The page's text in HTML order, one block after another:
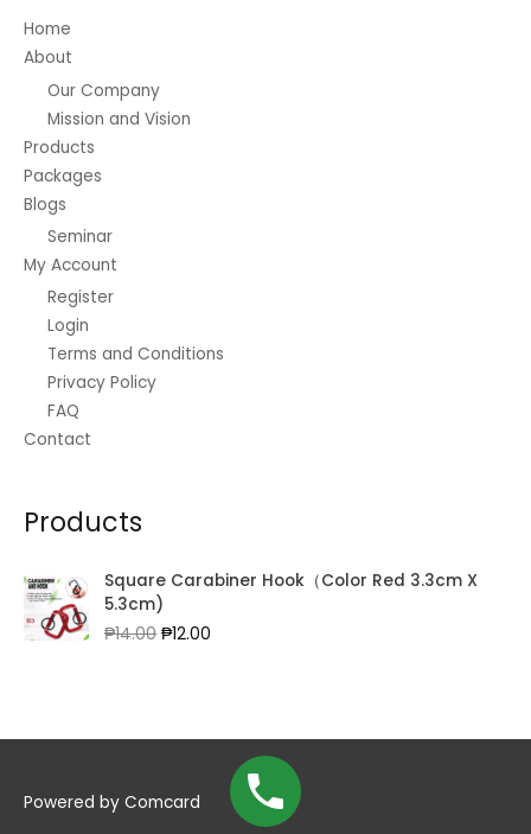
Home
About
Our Company
Mission and Vision
Products
Packages
Blogs
Seminar
My Account
Register
Login
Terms and Conditions
Privacy Policy
FAQ
Contact
Products
Square Carabiner Hook（Color Red 3.3cm X
5.3cm)
₱14.00Original
₱12.00
Powered by Comcard